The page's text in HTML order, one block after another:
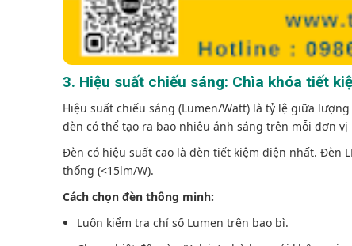
3. Hiệu suất chiếu sáng: Chìa khóa tiết
Hiệu suất chiếu sáng (Lumen/Watt) là tỷ lệ giữa
đèn có thể tạo ra bao nhiêu ánh sáng trên mỗi đơn
Đèn có hiệu suất cao là đèn tiết kiệm điện nhất. Đèn
thống (<15lm/W).
Cách chọn đèn thông minh:
Luôn kiểm tra chỉ số Lumen trên bao bì.